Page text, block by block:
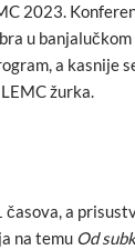
2023.
u
a kasnije
žurka.
a
na temu Od